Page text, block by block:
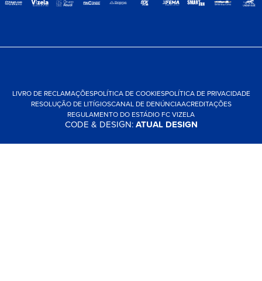
LIVRO DE RECLAMAÇÕESPOLÍTICA DE COOKIESPOLÍTICA DE PRIVACIDADE
RESOLUÇÃO DE LITÍGIOSCANAL DE DENÚNCIAACREDITAÇÕES
REGULAMENTO DO ESTÁDIO FC VIZELA
CODE & DESIGN:ATUAL DESIGN